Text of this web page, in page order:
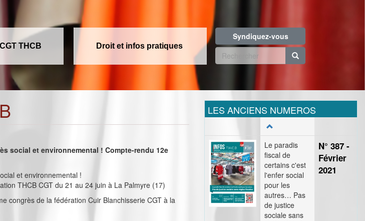
THCB Droit et infos pratiques
Syndiquez-vous
Formulaire
recherche
social et environnemental ! Compte-rendu 12e
et environnemental !
THCB CGT du 21 au 24 juin à La Palmyre (17)
congrès de la fédération Cuir Blanchisserie CGT à la
LES ANCIENS NUMEROS
Le paradis
fiscal de
certains c'est
l'enfer social
pour les
autres… Pas
de justice
sociale sans
N° 387 -
Février
2021